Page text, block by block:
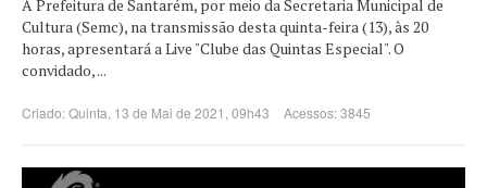
A Prefeitura de Santarém, por meio da Secretaria Municipal de
Cultura (Semc), na transmissão desta quinta-feira (13), às 20
horas, apresentará a Live "Clube das Quintas Especial". O
convidado, ...
Criado: Quinta, 13 de Mai de 2021, 09h43 Acessos: 3845